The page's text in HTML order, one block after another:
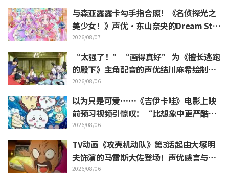
与森亚露露卡勾手指合照！《名侦探光之
美少女！》声优·东山奈央的Dream Sta
ge观影报告引发“是双重奥秘啊”的反响
2026/08/07
“太强了！”“画得真好” 为《擅长逃跑
的殿下》主角配音的声优结川麻希绘制的
第13话ED插画引发赞叹
2026/08/06
以为只是可爱……《吉伊卡哇》电影上映
前预习视频引惊叹：“比想象中更严酷”
“全是关于打工的话题”的反差感
2026/08/06
TV动画《攻壳机动队》第3话起由大塚明
夫饰演的马雷斯大佐登场！声优感言与片
尾插画公开
2026/08/06